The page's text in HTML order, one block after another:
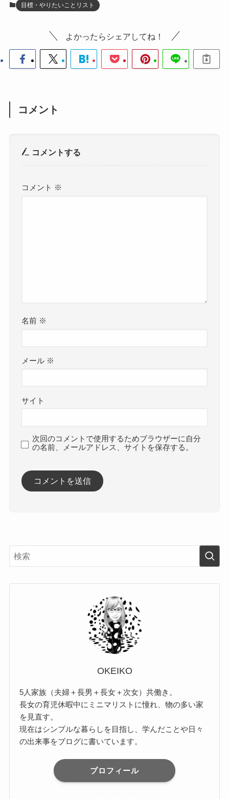
目標・やりたいことリスト
よかったらシェアしてね！
コメント
コメントする
コメント ※
名前 ※
メール ※
サイト
次回のコメントで使用するためブラウザーに自分
の名前、メールアドレス、サイトを保存する。
OKEIKO
5人家族（夫婦＋長男＋長女＋次女）共働き。
長女の育児休暇中にミニマリストに憧れ、物の多い家
を見直す。
現在はシンプルな暮らしを目指し、学んだことや日々
の出来事をブログに書いています。
プロフィール